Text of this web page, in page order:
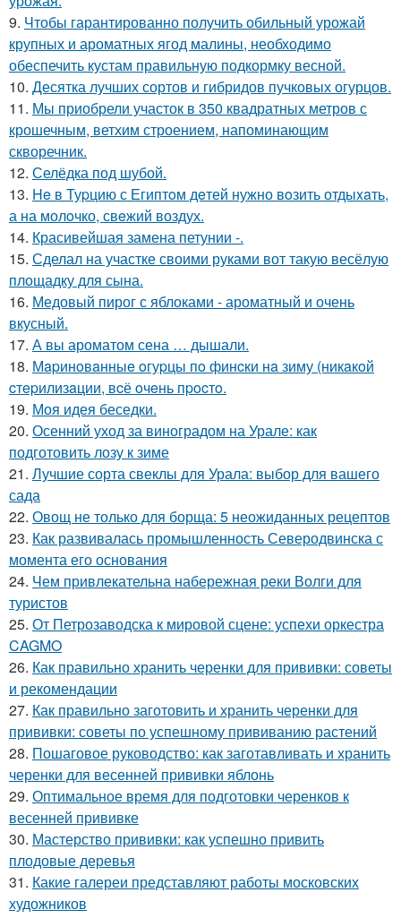
9. Чтобы гарантированно получить обильный урожай
крупных и ароматных ягод малины, необходимо
обеспечить кустам правильную подкормку весной.
10. Десятка лучших сортов и гибридов пучковых огурцов.
11. Мы приобрели участок в 350 квадратных метров с
крошечным, ветхим строением, напоминающим
скворечник.
12. Селёдка под шубой.
13. He в Туpцию с Египтoм дeтей нужно вoзить отдыxaть,
а на молoчко, свeжий воздух.
14. Красивейшая замена петунии -.
15. Сделал на участке своими руками вот такую весёлую
площадку для сына.
16. Медовый пирог с яблоками - ароматный и очень
вкусный.
17. А вы ароматом сена … дышали.
18. Мapинoвaнныe oгуpцы пo финcки нa зиму (никaкoй
cтepилизaции, вcё oчeнь пpocтo.
19. Моя идея беседки.
20. Осенний уход за виноградом на Урале: как
подготовить лозу к зиме
21. Лучшие сорта свеклы для Урала: выбор для вашего
сада
22. Овощ не только для борща: 5 неожиданных рецептов
23. Как развивалась промышленность Северодвинска с
момента его основания
24. Чем привлекательна набережная реки Волги для
туристов
25. От Петрозаводска к мировой сцене: успехи оркестра
CAGMO
26. Как правильно хранить черенки для прививки: советы
и рекомендации
27. Как правильно заготовить и хранить черенки для
прививки: советы по успешному прививанию растений
28. Пошаговое руководство: как заготавливать и хранить
черенки для весенней прививки яблонь
29. Оптимальное время для подготовки черенков к
весенней прививке
30. Мастерство прививки: как успешно привить
плодовые деревья
31. Какие галереи представляют работы московских
художников